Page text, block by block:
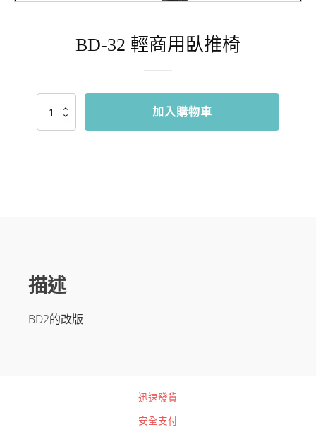
BD-32 輕商用臥推椅
輕
加入購物車
描述
BD2的改版
迅速發貨
安全支付